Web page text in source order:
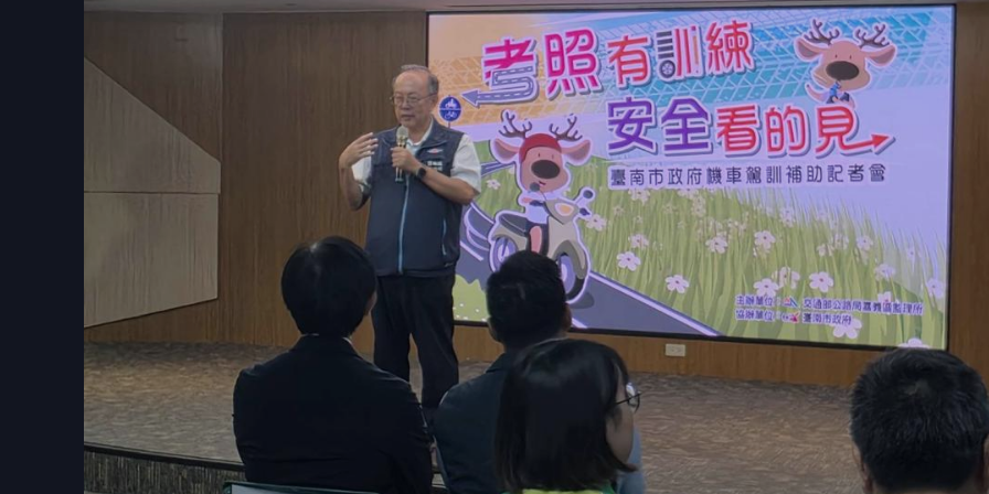
另為提升臺南地區機車駕訓服務量能，今年新增善化區來來駕訓班加入服務行列，連同原有9家駕訓班
提供訓練服務，讓臺南市各地民眾都能就近參與機車駕訓，接受完整、專業安全駕駛教育。